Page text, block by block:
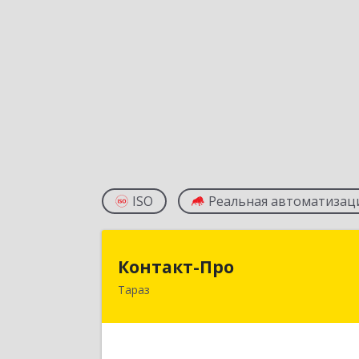
ISO Реальная
Контакт-Про
Тараз